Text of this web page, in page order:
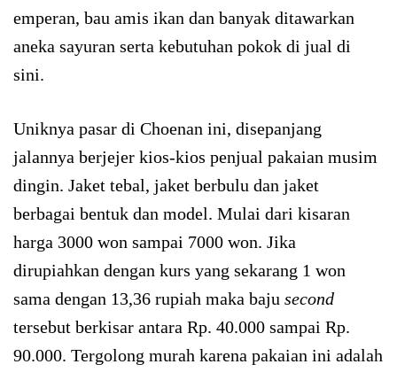
emperan, bau amis ikan dan banyak ditawarkan
aneka sayuran serta kebutuhan pokok di jual di
sini.
Uniknya pasar di Choenan ini, disepanjang
jalannya berjejer kios-kios penjual pakaian musim
dingin. Jaket tebal, jaket berbulu dan jaket
berbagai bentuk dan model. Mulai dari kisaran
harga 3000 won sampai 7000 won. Jika
dirupiahkan dengan kurs yang sekarang 1 won
sama dengan 13,36 rupiah maka baju second
tersebut berkisar antara Rp. 40.000 sampai Rp.
90.000. Tergolong murah karena pakaian ini adalah